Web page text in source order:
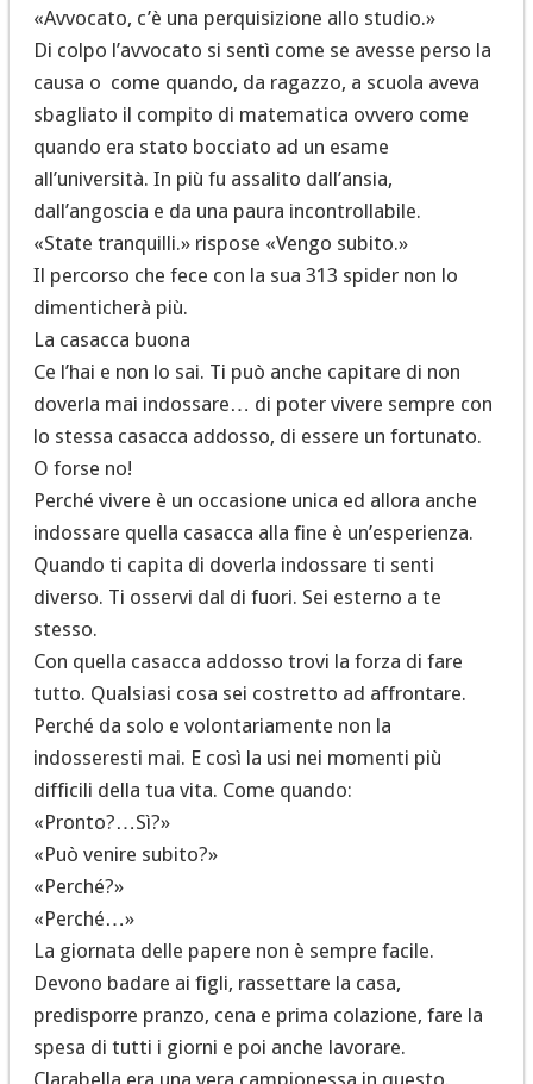
«Avvocato, c’è una perquisizione allo studio.»
Di colpo l’avvocato si sentì come se avesse perso la
causa o come quando, da ragazzo, a scuola aveva
sbagliato il compito di matematica ovvero come
quando era stato bocciato ad un esame
all’università. In più fu assalito dall’ansia,
dall’angoscia e da una paura incontrollabile.
«State tranquilli.» rispose «Vengo subito.»
Il percorso che fece con la sua 313 spider non lo
dimenticherà più.
La casacca buona
Ce l’hai e non lo sai. Ti può anche capitare di non
doverla mai indossare… di poter vivere sempre con
lo stessa casacca addosso, di essere un fortunato.
O forse no!
Perché vivere è un occasione unica ed allora anche
indossare quella casacca alla fine è un’esperienza.
Quando ti capita di doverla indossare ti senti
diverso. Ti osservi dal di fuori. Sei esterno a te
stesso.
Con quella casacca addosso trovi la forza di fare
tutto. Qualsiasi cosa sei costretto ad affrontare.
Perché da solo e volontariamente non la
indosseresti mai. E così la usi nei momenti più
difficili della tua vita. Come quando:
«Pronto?…Sì?»
«Può venire subito?»
«Perché?»
«Perché…»
La giornata delle papere non è sempre facile.
Devono badare ai figli, rassettare la casa,
predisporre pranzo, cena e prima colazione, fare la
spesa di tutti i giorni e poi anche lavorare.
Clarabella era una vera campionessa in questo.